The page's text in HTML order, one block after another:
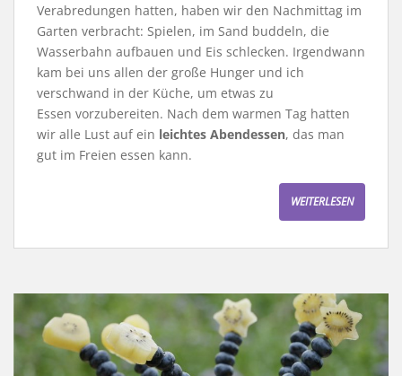
Verabredungen hatten, haben wir den Nachmittag im
Garten verbracht: Spielen, im Sand buddeln, die
Wasserbahn aufbauen und Eis schlecken. Irgendwann
kam bei uns allen der große Hunger und ich
verschwand in der Küche, um etwas zu
Essen vorzubereiten. Nach dem warmen Tag hatten
wir alle Lust auf ein leichtes Abendessen, das man
gut im Freien essen kann.
WEITERLESEN